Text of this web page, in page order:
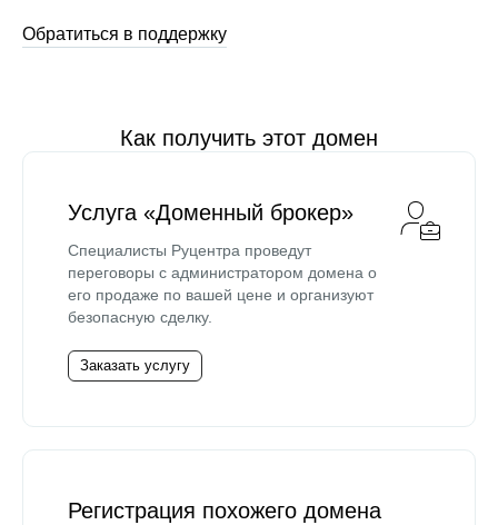
Обратиться в поддержку
Как получить этот домен
Услуга «Доменный брокер»
Специалисты Руцентра проведут
переговоры с администратором домена о
его продаже по вашей цене и организуют
безопасную сделку.
Заказать услугу
Регистрация похожего домена